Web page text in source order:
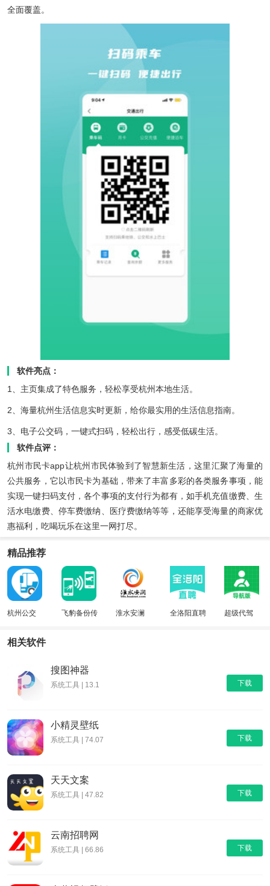
全面覆盖。
软件亮点：
1、主页集成了特色服务，轻松享受杭州本地生活。
2、海量杭州生活信息实时更新，给你最实用的生活信息指南。
3、电子公交码，一键式扫码，轻松出行，感受低碳生活。
软件点评：
杭州市民卡app让杭州市民体验到了智慧新生活，这里汇聚了海量的
公共服务，它以市民卡为基础，带来了丰富多彩的各类服务事项，能
实现一键扫码支付，各个事项的支付行为都有，如手机充值缴费、生
活水电缴费、停车费缴纳、医疗费缴纳等等，还能享受海量的商家优
惠福利，吃喝玩乐在这里一网打尽。
精品推荐
杭州公交
飞豹备份传
淮水安澜 全洛阳直聘 超级代驾
相关软件
下载
搜图神器
系统工具 | 13.1
下载
小精灵壁纸
系统工具 | 74.07
下载
天天文案
系统工具 | 47.82
下载
云南招聘网
系统工具 | 66.86